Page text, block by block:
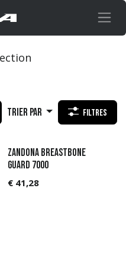
Trier par Filtres
Zandona Breastbone
guard 7000
€ 41,28